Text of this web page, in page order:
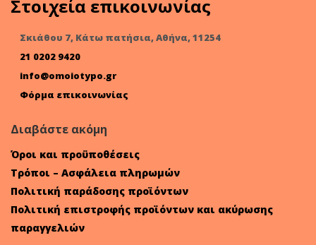
Στοιχεία επικοινωνίας
Σκιάθου 7, Κάτω πατήσια, Αθήνα, 11254
21 0202 9420
info@omoiotypo.gr
Φόρμα επικοινωνίας
Διαβάστε ακόμη
Όροι και προϋποθέσεις
Τρόποι – Ασφάλεια πληρωμών
Πολιτική παράδοσης προϊόντων
Πολιτική επιστροφής προϊόντων και ακύρωσης
παραγγελιών